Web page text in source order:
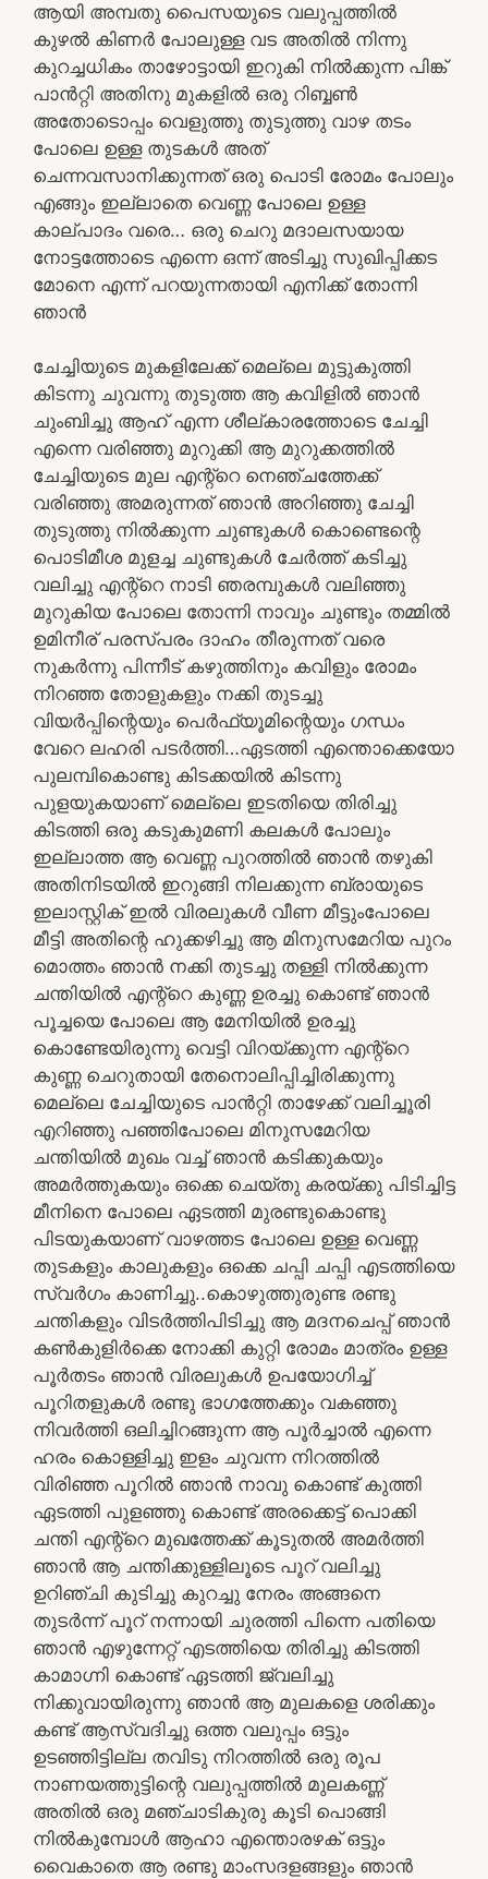
ആയി അമ്പതു പൈസയുടെ വലുപ്പത്തിൽ
കുഴൽ കിണർ പോലുള്ള വട അതിൽ നിന്നു
കുറച്ചധികം താഴോട്ടായി ഇറുകി നിൽക്കുന്ന പിങ്ക്
പാൻറ്റി അതിനു മുകളിൽ ഒരു റിബ്ബൺ
അതോടൊപ്പം വെളുത്തു തുടുത്തു വാഴ തടം
പോലെ ഉള്ള തുടകൾ അത്
ചെന്നവസാനിക്കുന്നത് ഒരു പൊടി രോമം പോലും
എങ്ങും ഇല്ലാതെ വെണ്ണ പോലെ ഉള്ള
കാല്പാദം വരെ… ഒരു ചെറു മദാലസയായ
നോട്ടത്തോടെ എന്നെ ഒന്ന് അടിച്ചു സുഖിപ്പിക്കട
മോനെ എന്ന് പറയുന്നതായി എനിക്ക് തോന്നി
ഞാൻ
ചേച്ചിയുടെ മുകളിലേക്ക് മെല്ലെ മുട്ടുകുത്തി
കിടന്നു ചുവന്നു തുടുത്ത ആ കവിളിൽ ഞാൻ
ചുംബിച്ചു ആഹ് എന്ന ശീല്കാരത്തോടെ ചേച്ചി
എന്നെ വരിഞ്ഞു മുറുക്കി ആ മുറുക്കത്തിൽ
ചേച്ചിയുടെ മുല എന്റ്റെ നെഞ്ചത്തേക്ക്
വരിഞ്ഞു അമരുന്നത് ഞാൻ അറിഞ്ഞു ചേച്ചി
തുടുത്തു നിൽക്കുന്ന ചുണ്ടുകൾ കൊണ്ടെന്റെ
പൊടിമീശ മുളച്ച ചുണ്ടുകൾ ചേർത്ത് കടിച്ചു
വലിച്ചു എന്റ്റെ നാടി ഞരമ്പുകൾ വലിഞ്ഞു
മുറുകിയ പോലെ തോന്നി നാവും ചുണ്ടും തമ്മിൽ
ഉമിനീര് പരസ്പരം ദാഹം തീരുന്നത് വരെ
നുകർന്നു പിന്നീട് കഴുത്തിനും കവിളും രോമം
നിറഞ്ഞ തോളുകളും നക്കി തുടച്ചു
വിയർപ്പിന്റെയും പെർഫ്യൂമിന്റെയും ഗന്ധം
വേറെ ലഹരി പടർത്തി…ഏടത്തി എന്തൊക്കെയോ
പുലമ്പികൊണ്ടു കിടക്കയിൽ കിടന്നു
പുളയുകയാണ് മെല്ലെ ഇടതിയെ തിരിച്ചു
കിടത്തി ഒരു കടുകുമണി കലകൾ പോലും
ഇല്ലാത്ത ആ വെണ്ണ പുറത്തിൽ ഞാൻ തഴുകി
അതിനിടയിൽ ഇറുങ്ങി നിലക്കുന്ന ബ്രായുടെ
ഇലാസ്റ്റിക് ഇൽ വിരലുകൾ വീണ മീട്ടുംപോലെ
മീട്ടി അതിന്റെ ഹുക്കഴിച്ചു ആ മിനുസമേറിയ പുറം
മൊത്തം ഞാൻ നക്കി തുടച്ചു തള്ളി നിൽക്കുന്ന
ചന്തിയിൽ എന്റ്റെ കുണ്ണ ഉരച്ചു കൊണ്ട് ഞാൻ
പൂച്ചയെ പോലെ ആ മേനിയിൽ ഉരച്ചു
കൊണ്ടേയിരുന്നു വെട്ടി വിറയ്ക്കുന്ന എന്റ്റെ
കുണ്ണ ചെറുതായി തേനൊലിപ്പിച്ചിരിക്കുന്നു
മെല്ലെ ചേച്ചിയുടെ പാൻറ്റി താഴേക്ക് വലിച്ചൂരി
എറിഞ്ഞു പഞ്ഞിപോലെ മിനുസമേറിയ
ചന്തിയിൽ മുഖം വച്ച് ഞാൻ കടിക്കുകയും
അമർത്തുകയും ഒക്കെ ചെയ്തു കരയ്ക്കു പിടിച്ചിട്ട
മീനിനെ പോലെ ഏടത്തി മുരണ്ടുകൊണ്ടു
പിടയുകയാണ് വാഴത്തട പോലെ ഉള്ള വെണ്ണ
തുടകളും കാലുകളും ഒക്കെ ചപ്പി ചപ്പി എടത്തിയെ
സ്വർഗം കാണിച്ചു..കൊഴുത്തുരുണ്ട രണ്ടു
ചന്തികളും വിടർത്തിപിടിച്ചു ആ മദനചെപ്പ് ഞാൻ
കൺകുളിർക്കെ നോക്കി കുറ്റി രോമം മാത്രം ഉള്ള
പൂർതടം ഞാൻ വിരലുകൾ ഉപയോഗിച്ച്
പൂറിതളുകൾ രണ്ടു ഭാഗത്തേക്കും വകഞ്ഞു
നിവർത്തി ഒലിച്ചിറങ്ങുന്ന ആ പൂർച്ചാൽ എന്നെ
ഹരം കൊള്ളിച്ചു ഇളം ചുവന്ന നിറത്തിൽ
വിരിഞ്ഞ പൂറിൽ ഞാൻ നാവു കൊണ്ട് കുത്തി
ഏടത്തി പുളഞ്ഞു കൊണ്ട് അരക്കെട്ട് പൊക്കി
ചന്തി എന്റ്റെ മുഖത്തേക്ക് കൂടുതൽ അമർത്തി
ഞാൻ ആ ചന്തിക്കുള്ളിലൂടെ പൂറ് വലിച്ചു
ഉറിഞ്ചി കുടിച്ചു കുറച്ചു നേരം അങ്ങനെ
തുടർന്ന് പൂറ് നന്നായി ചുരത്തി പിന്നെ പതിയെ
ഞാൻ എഴുന്നേറ്റ് എടത്തിയെ തിരിച്ചു കിടത്തി
കാമാഗ്നി കൊണ്ട് ഏടത്തി ജ്വലിച്ചു
നിക്കുവായിരുന്നു ഞാൻ ആ മുലകളെ ശരിക്കും
കണ്ട് ആസ്വദിച്ചു ഒത്ത വലുപ്പം ഒട്ടും
ഉടഞ്ഞിട്ടില്ല തവിടു നിറത്തിൽ ഒരു രൂപ
നാണയത്തുട്ടിന്റെ വലുപ്പത്തിൽ മുലകണ്ണ്
അതിൽ ഒരു മഞ്ചാടികുരു കൂടി പൊങ്ങി
നിൽകുമ്പോൾ ആഹാ എന്തൊരഴക് ഒട്ടും
വൈകാതെ ആ രണ്ടു മാംസദളങ്ങളും ഞാൻ